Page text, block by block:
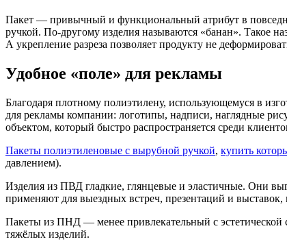
Пакет — привычный и функциональный атрибут в
ручкой. По-другому изделия называются «банан». Такое
А укрепление разреза позволяет продукту не
Удобное «поле» для рекламы
Благодаря плотному полиэтилену, использующемуся в
для рекламы компании: логотипы, надписи, наглядные
объектом, который быстро распространяется среди
Пакеты полиэтиленовые с вырубной ручкой, купить
давлением).
Изделия из ПВД гладкие, глянцевые и эластичные. Они
применяют для выездных встреч, презентаций и
Пакеты из ПНД — менее привлекательный с эстетической
тяжёлых изделий.